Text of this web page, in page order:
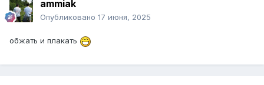
ammiak
Опубликовано 17 июня, 2025
обжать и плакать